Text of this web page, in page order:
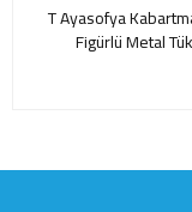
1107-T Ayasofya
Figürlü Metal